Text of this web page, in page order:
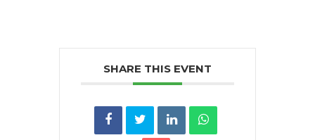
SHARE THIS EVENT